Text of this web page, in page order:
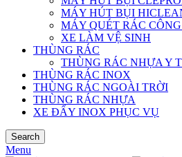
MÁY HÚT BỤI
MÁY QUÉT RÁC
XE LÀM VỆ SINH
THÙNG RÁC
THÙNG RÁC NHỰA Y
THÙNG RÁC INOX
THÙNG RÁC NGOÀI TRỜI
THÙNG RÁC NHỰA
XE ĐẨY INOX PHỤC VỤ
Search
Menu